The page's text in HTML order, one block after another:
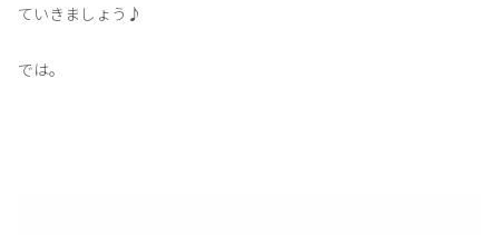
ていきましょう♪
では。